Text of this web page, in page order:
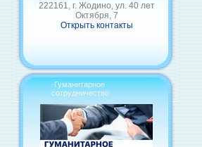
222161, г. Жодино, ул. 40 лет
Октября, 7
Открыть контакты
-Гуманитарное
сотрудничество